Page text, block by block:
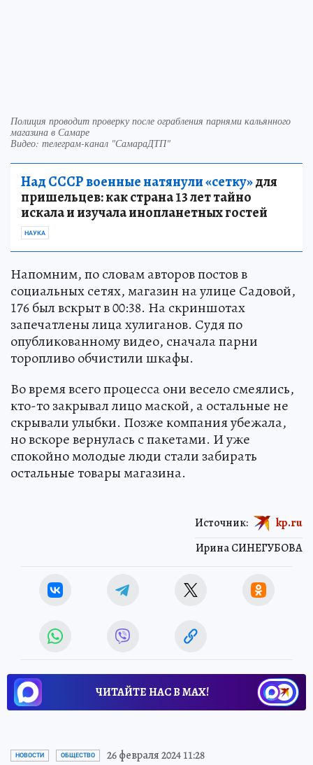
Полиция проводит проверку после ограбления парнями кальянного
магазина в Самаре
Видео: телеграм-канал "СамараДТП"
Над СССР военные натянули «сетку»для
пришельцев: как страна 13 лет тайно
искала и изучала инопланетных гостей
НАУКА
Напомним, по словам авторов постов в
социальных сетях, магазин на улице Садовой,
176 был вскрыт в 00:38. На скриншотах
запечатлены лица хулиганов. Судя по
опубликованному видео, сначала парни
торопливо обчистили шкафы.
Во время всего процесса они весело смеялись,
кто-то закрывал лицо маской, а остальные не
скрывали улыбки. Позже компания убежала,
но вскоре вернулась с пакетами. И уже
спокойно молодые люди стали забирать
остальные товары магазина.
Ирина СИНЕГУБОВА
Источник: kp.ru
ЧИТАЙТЕ НАС В МАХ!
НОВОСТИ ОБЩЕСТВО 26 февраля 2024 11:28